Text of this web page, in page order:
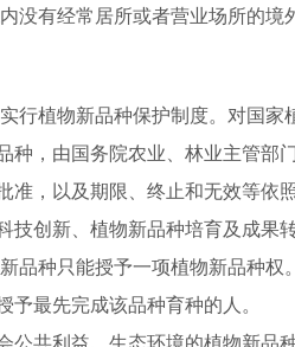
没有经常居所或者营业场所的
植物新品种保护制度。对国家
种，由国务院农业、林业主管部
准，以及期限、终止和无效等依
技创新、植物新品种培育及成果
品种只能授予一项植物新品种
予最先完成该品种育种的人。
公共利益、生态环境的植物新品